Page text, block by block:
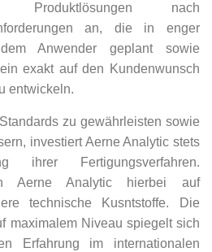
Produktlösungen nach
an, die in enger
Anwender geplant sowie
exakt auf den Kundenwunsch
entwickeln.
zu gewährleisten sowie
investiert Aerne Analytic stets
ihrer Fertigungsverfahren.
Aerne Analytic hierbei auf
technische Kusntstoffe. Die
maximalem Niveau spiegelt sich
Erfahrung im internationalen